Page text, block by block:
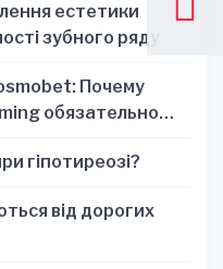
естетики
зубного ряду
Почему
обязательно
гіпотиреозі?
від дорогих